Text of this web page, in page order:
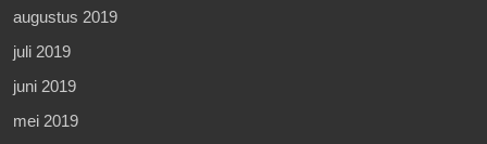
augustus 2019
juli 2019
juni 2019
mei 2019